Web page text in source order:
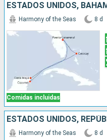
ESTADOS UNIDOS,
Comidas incluidas
Harmony of the Seas 8 d
Harmony of the Seas 8 d